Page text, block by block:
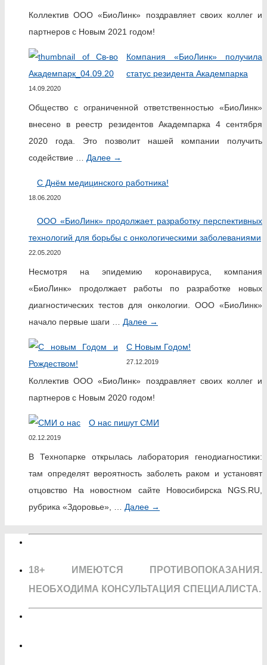
Коллектив ООО «БиоЛинк» поздравляет своих коллег и
партнеров с Новым 2021 годом!
Компания «БиоЛинк» получила
статус резидента Академпарка
14.09.2020
Общество с ограниченной ответственностью «БиоЛинк»
внесено в реестр резидентов Академпарка 4 сентября
2020 года. Это позволит нашей компании получить
содействие … Далее →
С Днём медицинского работника!
18.06.2020
ООО «БиоЛинк» продолжает разработку перспективных
технологий для борьбы с онкологическими заболеваниями
22.05.2020
Несмотря на эпидемию коронавируса, компания
«БиоЛинк» продолжает работы по разработке новых
диагностических тестов для онкологии. ООО «БиоЛинк»
начало первые шаги … Далее →
С Новым Годом!
27.12.2019
Коллектив ООО «БиоЛинк» поздравляет своих коллег и
партнеров с Новым 2020 годом!
О нас пишут СМИ
02.12.2019
В Технопарке открылась лаборатория генодиагностики:
там определят вероятность заболеть раком и установят
отцовство На новостном сайте Новосибирска NGS.RU,
рубрика «Здоровье», … Далее →
18+ ИМЕЮТСЯ ПРОТИВОПОКАЗАНИЯ.
НЕОБХОДИМА КОНСУЛЬТАЦИЯ СПЕЦИАЛИСТА.